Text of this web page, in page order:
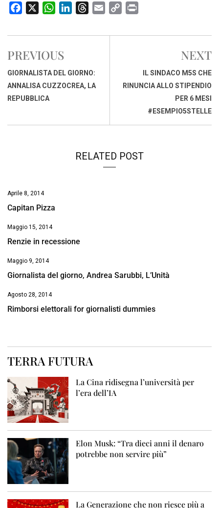
c
b
o
o
k
W
a
s
A
p
n
d
I
r
d
s
a
p
n
i
PREVIOUS
GIORNALISTA DEL GIORNO:
ANNALISA CUZZOCREA, LA
REPUBBLICA
NEXT
IL SINDACO M5S CHE
RINUNCIA ALLO STIPENDIO
PER 6 MESI
#ESEMPIO5STELLE
RELATED POST
Aprile 8, 2014
Capitan Pizza
Maggio 15, 2014
Renzie in recessione
Maggio 9, 2014
Giornalista del giorno, Andrea Sarubbi, L’Unità
Agosto 28, 2014
Rimborsi elettorali for giornalisti dummies
TERRA FUTURA
La Cina ridisegna l’università per
l’era dell’IA
Elon Musk: “Tra dieci anni il denaro
potrebbe non servire più”
La Generazione che non riesce più a